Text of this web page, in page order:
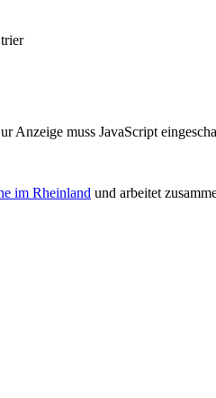
Anzeige muss JavaScript
im Rheinland und arbeitet